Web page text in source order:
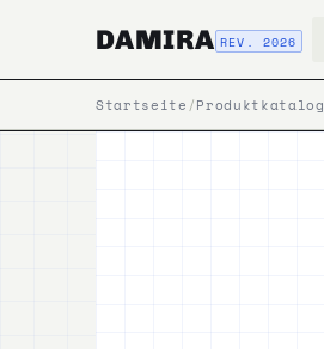
DAMIRA REV. 2026
Startseite /Produktkatalog